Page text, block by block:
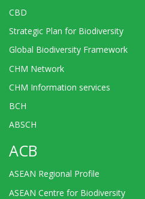
CBD
Strategic Plan for Biodiversity
Global Biodiversity Framework
CHM Network
CHM Information services
BCH
ABSCH
ACB
ASEAN Regional Profile
ASEAN Centre for Biodiversity